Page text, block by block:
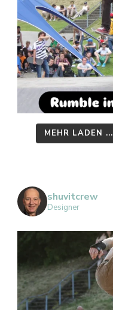
MEHR LADEN ...
shuvitcrew
Designer